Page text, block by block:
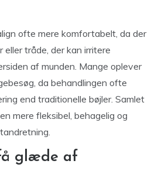
ofte mere komfortabelt, da der
eller tråde, der kan irritere
af munden. Mange oplever
da behandlingen ofte
end traditionelle bøjler. Samlet
mere fleksibel, behagelig og
glæde af